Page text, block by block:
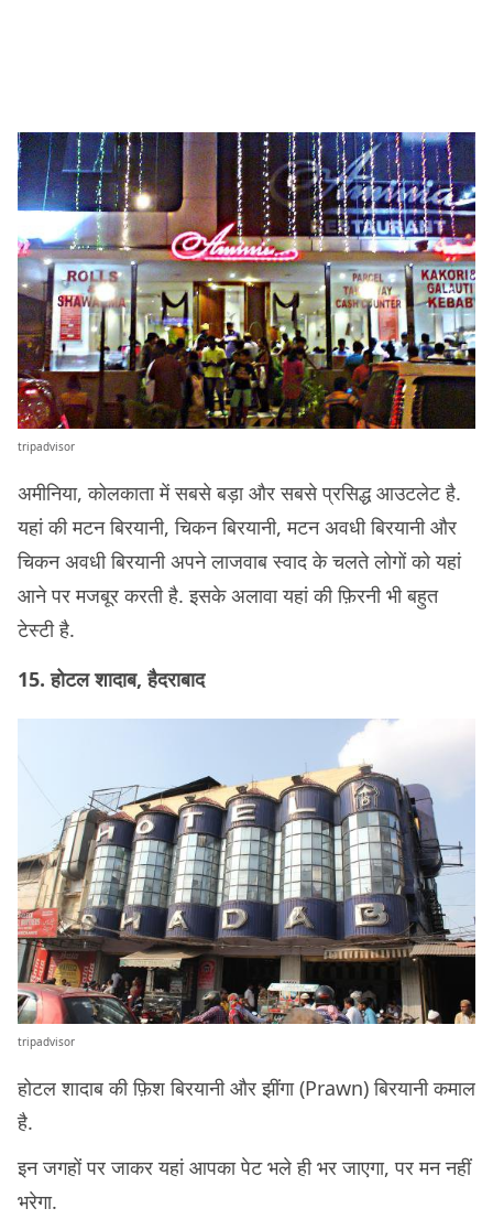
tripadvisor
अमीनिया, कोलकाता में सबसे बड़ा और सबसे प्रसिद्ध आउटलेट है.
यहां की मटन बिरयानी, चिकन बिरयानी, मटन अवधी बिरयानी और
चिकन अवधी बिरयानी अपने लाजवाब स्वाद के चलते लोगों को यहां
आने पर मजबूर करती है. इसके अलावा यहां की फ़िरनी भी बहुत
टेस्टी है.
15. होटल शादाब, हैदराबाद
tripadvisor
होटल शादाब की फ़िश बिरयानी और झींगा (Prawn) बिरयानी कमाल
है.
इन जगहों पर जाकर यहां आपका पेट भले ही भर जाएगा, पर मन नहीं
भरेगा.